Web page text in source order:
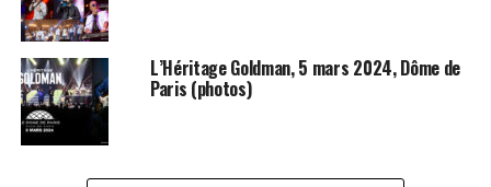
Nous vous invitons à découvrir une sélection des photos et des
extraits vidéos du concert ci-dessous.
Texte Angelique L. / Photos AWcreation pour FanMusik
L’Héritage Goldman, 5 mars 2024, Dôme de
Paris (photos)